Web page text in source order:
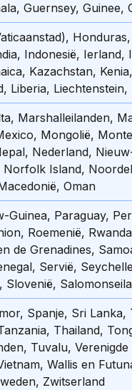
Guernsey, Guinee,
Indonesië, Ierland,
Kazachstan,
Liberia,
Marshalleilanden,
Mongolië,
Nederland,
Norfolk Island,
Oman
Guinea, Paraguay,
Roemenië,
de Grenadines,
Servië,
Slovenië,
Spanje, Sri Lanka,
Thailand,
Tuvalu,
Wallis en
Zwitserland